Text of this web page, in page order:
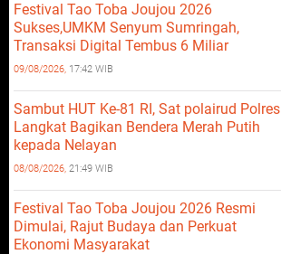
Festival Tao Toba Joujou 2026
Sukses,UMKM Senyum Sumringah,
Transaksi Digital Tembus 6 Miliar
09/08/2026, 17:42 WIB
Sambut HUT Ke-81 RI, Sat polairud Polres
Langkat Bagikan Bendera Merah Putih
kepada Nelayan
08/08/2026, 21:49 WIB
Festival Tao Toba Joujou 2026 Resmi
Dimulai, Rajut Budaya dan Perkuat
Ekonomi Masyarakat